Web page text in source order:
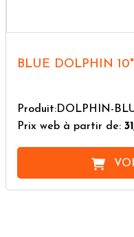
BLUE DOLPHIN
Produit:DOLPHIN-
Prix web à partir de: